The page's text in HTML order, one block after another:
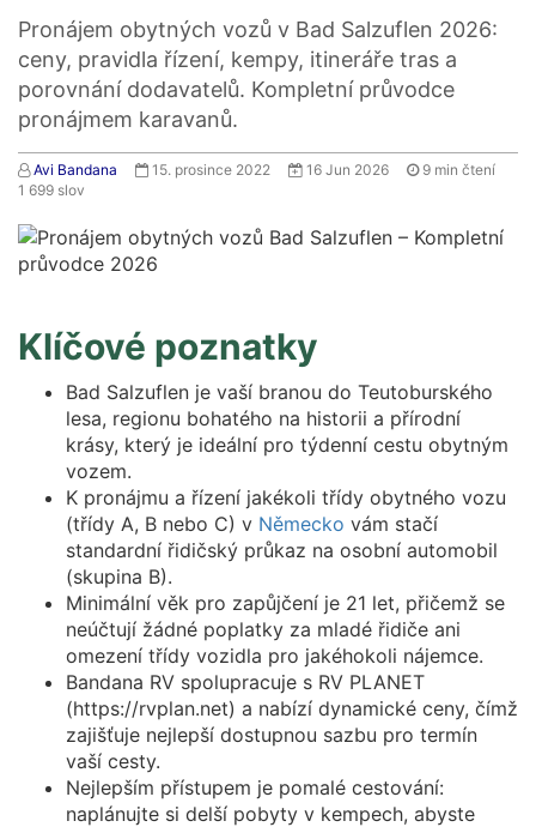
Pronájem obytných vozů v Bad Salzuflen 2026:
ceny, pravidla řízení, kempy, itineráře tras a
porovnání dodavatelů. Kompletní průvodce
pronájmem karavanů.
Avi Bandana 15. prosince 2022 16 Jun 2026 9 min čtení
1 699 slov
Klíčové poznatky
Bad Salzuflen je vaší branou do Teutoburského
lesa, regionu bohatého na historii a přírodní
krásy, který je ideální pro týdenní cestu obytným
vozem.
K pronájmu a řízení jakékoli třídy obytného vozu
(třídy A, B nebo C) v Německo vám stačí
standardní řidičský průkaz na osobní automobil
(skupina B).
Minimální věk pro zapůjčení je 21 let, přičemž se
neúčtují žádné poplatky za mladé řidiče ani
omezení třídy vozidla pro jakéhokoli nájemce.
Bandana RV spolupracuje s RV PLANET
(https://rvplan.net) a nabízí dynamické ceny, čímž
zajišťuje nejlepší dostupnou sazbu pro termín
vaší cesty.
Nejlepším přístupem je pomalé cestování:
naplánujte si delší pobyty v kempech, abyste